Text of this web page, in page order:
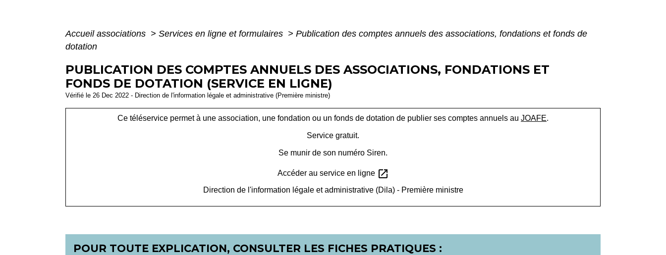
Accueil associations > Services en ligne et formulaires > Publication des comptes annuels des associations, fondations et fonds de
dotation
PUBLICATION DES COMPTES ANNUELS DES ASSOCIATIONS, FONDATIONS ET
FONDS DE DOTATION (SERVICE EN LIGNE)
Vérifié le 26 Dec 2022 - Direction de l'information légale et administrative (Première ministre)
Ce téléservice permet à une association, une fondation ou un fonds de dotation de publier ses comptes annuels au JOAFE.
Service gratuit.
Se munir de son numéro Siren.
Accéder au service en ligne open_in_new
Direction de l'information légale et administrative (Dila) - Première ministre
POUR TOUTE EXPLICATION, CONSULTER LES FICHES PRATIQUES :